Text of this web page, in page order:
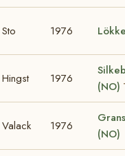
Sto 1976
Hingst 1976
(NO)
Valack 1976
(NO)